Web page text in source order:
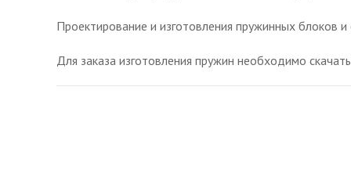
Проектирование и изготовления пружинных блоков
Для заказа изготовления пружин необходимо